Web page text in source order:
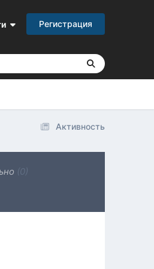
Регистрация
Активность
(0)